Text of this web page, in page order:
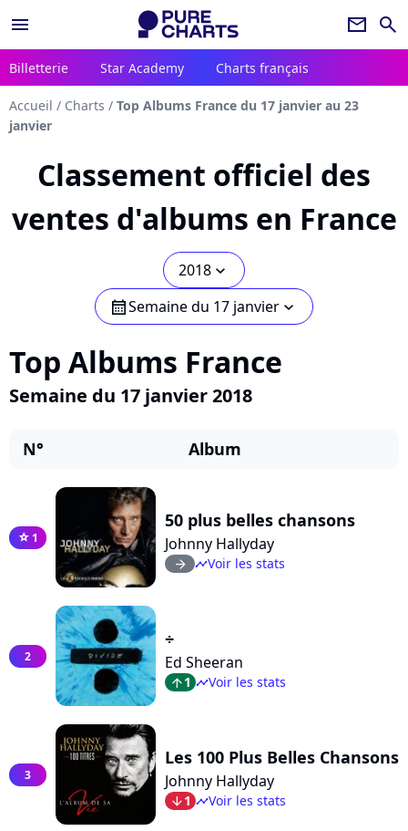
menu newsletter search
Billetterie Star Academy Charts français
Accueil / Charts / Top Albums France du 17 janvier au 23
janvier
Classement officiel des
ventes d'albums en France
2018 chevron_bot
calendarSemaine du 17 janvier chevron_bot
Top Albums France
Semaine du 17 janvier 2018
N° Album
star 1
50 plus belles chansons
Johnny Hallyday
arrow_right timelineVoir les stats
2
÷
Ed Sheeran
arrow_top1 timelineVoir les stats
3
Les 100 Plus Belles Chansons
Johnny Hallyday
arrow_bot1 timelineVoir les stats